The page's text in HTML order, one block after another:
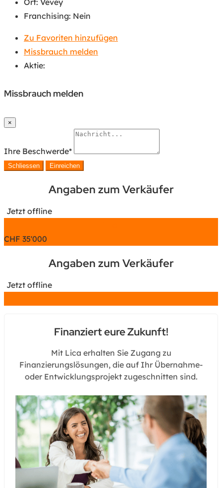
Franchising: Nein
Zu Favoriten hinzufügen
Missbrauch melden
Aktie:
Missbrauch melden
×
Ihre Beschwerde*
Schliessen Einreichen
Angaben zum Verkäufer
Jetzt offline
CHF 35'000
Angaben zum Verkäufer
Jetzt offline
Finanziert eure Zukunft!
Mit Lica erhalten Sie Zugang zu
Finanzierungslösungen, die auf Ihr Übernahme-
oder Entwicklungsprojekt zugeschnitten sind.